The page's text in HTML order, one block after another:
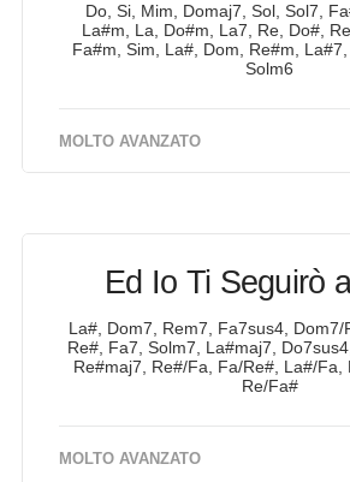
Do, Si, Mim, Domaj7, Sol, Sol7,
La#m, La, Do#m, La7, Re, Do#,
Fa#m, Sim, La#, Dom, Re#m, La#7,
Solm6
MOLTO AVANZATO
Ed Io Ti Seguirò
La#, Dom7, Rem7, Fa7sus4, Dom7/
Re#, Fa7, Solm7, La#maj7,
Re#maj7, Re#/Fa, Fa/Re#, La#/Fa,
Re/Fa#
MOLTO AVANZATO